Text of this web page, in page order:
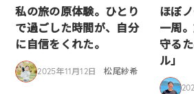
私の旅の原体験。ひとり
で過ごした時間が、自分
に自信をくれた。
2025年11月12日 松尾紗希
ほぼ
一周
守る
ル」